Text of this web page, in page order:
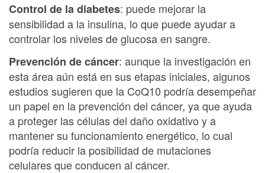
Control de la diabetes: puede mejorar la
sensibilidad a la insulina, lo que puede ayudar a
controlar los niveles de glucosa en sangre.
Prevención de cáncer: aunque la investigación en
esta área aún está en sus etapas iniciales, algunos
estudios sugieren que la CoQ10 podría desempeñar
un papel en la prevención del cáncer, ya que ayuda
a proteger las células del daño oxidativo y a
mantener su funcionamiento energético, lo cual
podría reducir la posibilidad de mutaciones
celulares que conducen al cáncer.